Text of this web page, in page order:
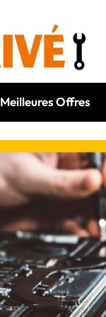
Meilleures Offres